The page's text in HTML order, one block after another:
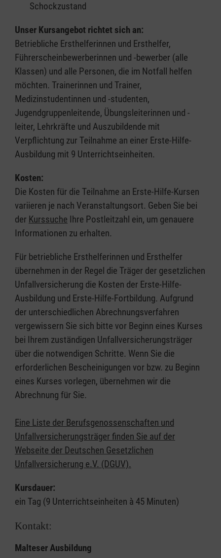
Schockzustand
Unser Kursangebot richtet sich an:
Betriebliche Ersthelferinnen und Ersthelfer,
Führerscheinbewerberinnen und -bewerber (alle
Klassen) und alle Personen, die im Notfall helfen
möchten. Trainerinnen und Trainer,
Medizinstudentinnen und -studenten,
Jugendgruppenleitende, Übungsleiterinnen und -
leiter, Lehrkräfte und Auszubildende mit
Verpflichtung zur Teilnahme an einer Erste-Hilfe-
Ausbildung mit 9 Unterrichtseinheiten.
Kosten:
Die Kosten für die Teilnahme an Erste-Hilfe-Kursen
variieren je nach Veranstaltungsort. Geben Sie bei
der Kurssuche Ihre Postleitzahl ein, um genauere
Informationen zu erhalten.
Für betriebliche Ersthelferinnen und Ersthelfer
übernehmen in der Regel die Träger der gesetzlichen
Unfallversicherung die Kosten der Erste-Hilfe-
Ausbildung und Erste-Hilfe-Fortbildung. Aufgrund
der unterschiedlichen Abrechnungsverfahren
vergewissern Sie sich bitte vor Beginn eines Kurses
bei Ihrem zuständigen Unfallversicherungsträger
über die notwendigen Schritte. Wenn Sie die
erforderlichen Bescheinigungen vor bzw. zu Beginn
eines Kurses vorlegen, übernehmen wir die
Abrechnung für Sie.
Eine Liste der Berufsgenossenschaften und
Unfallversicherungsträger finden Sie auf der
Webseite der Deutschen Gesetzlichen
Unfallversicherung e.V. (DGUV).
Kursdauer:
ein Tag (9 Unterrichtseinheiten à 45 Minuten)
Kontakt:
Malteser Ausbildung